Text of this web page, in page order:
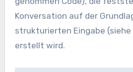
Konversation auf der
strukturierten Eingabe
erstellt wird.